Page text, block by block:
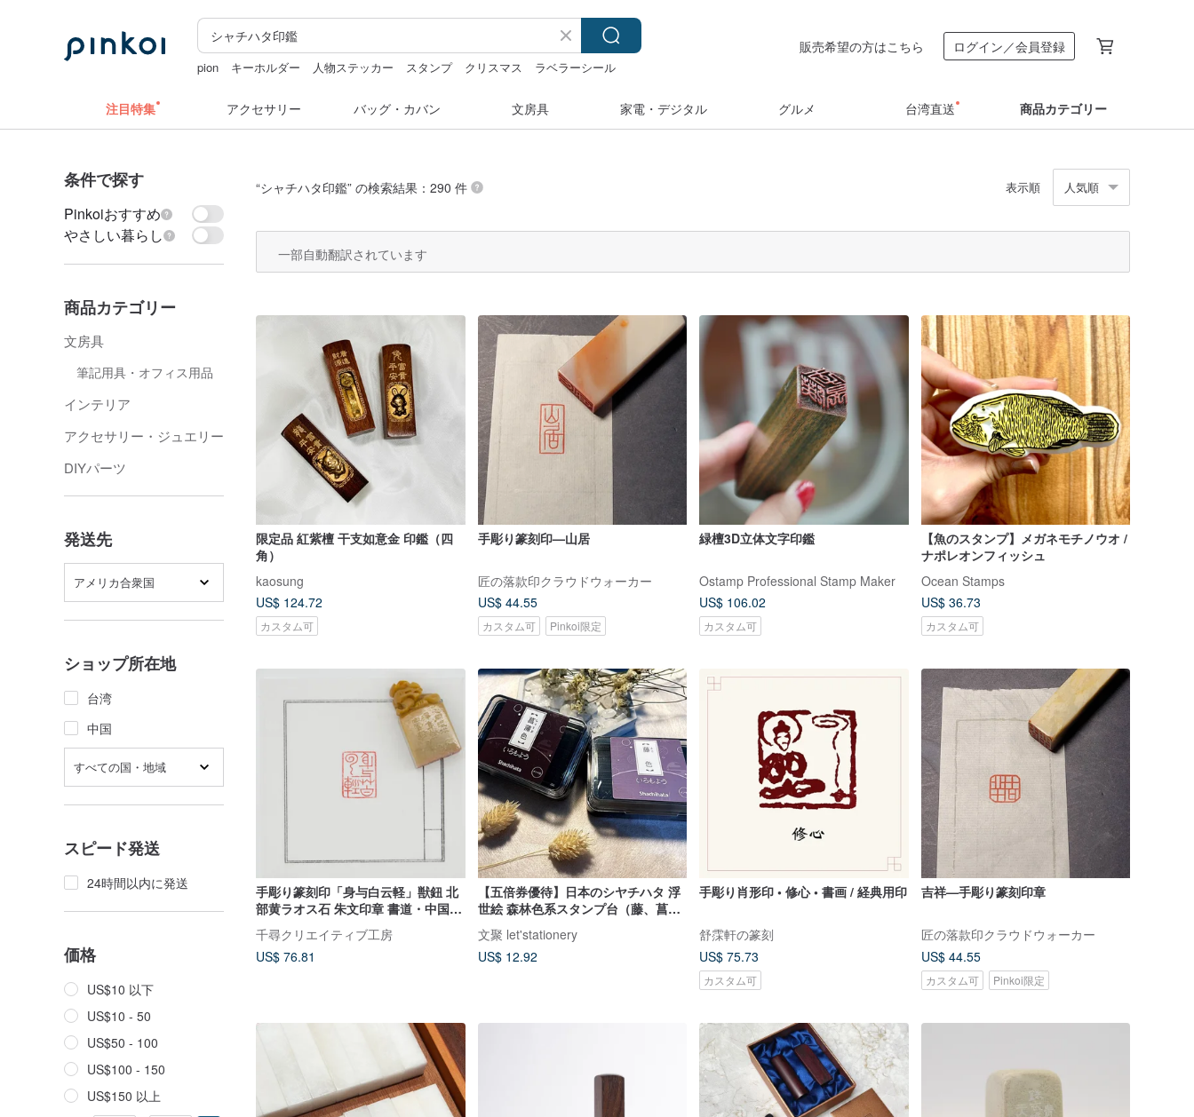
pion キーホルダー 人物ステッカー スタンプ クリスマス
ラベラーシール
販売希望の方はこちら ログイン／会員登録
注目特集 アクセサリー バッグ・カバン 文房具 家電・デジタル グルメ 台湾直送 商品カテゴリー
条件で探す
Pinkoiおすすめ
やさしい暮らし
商品カテゴリー
文房具
筆記用具・オフィス用品
インテリア
アクセサリー・ジュエリー
DIYパーツ
発送先
アメリカ合衆国
ショップ所在地
台湾
中国
すべての国・地域
スピード発送
24時間以内に発送
価格
US$10 以下
US$10 - 50
US$50 - 100
US$100 - 150
US$150 以上
“シャチハタ印鑑” の検索結果：290 件 表示順 人気順
一部自動翻訳されています
限定品 紅紫檀 干支如意金 印鑑（四
角）
kaosung
US$ 124.72
カスタム可
手彫り篆刻印—山居
匠の落款印クラウドウォーカー
US$ 44.55
カスタム可 Pinkoi限定
緑檀3D立体文字印鑑
Ostamp Professional Stamp Maker
US$ 106.02
カスタム可
【魚のスタンプ】メガネモチノウオ /
ナポレオンフィッシュ
Ocean Stamps
US$ 36.73
カスタム可
手彫り篆刻印「身与白云軽」獣鈕 北
部黄ラオス石 朱文印章 書道・中国画
用
千尋クリエイティブ工房
US$ 76.81
【五倍券優待】日本のシヤチハタ 浮
世絵 森林色系スタンプ台（藤、菖
蒲）
文聚 let'stationery
US$ 12.92
手彫り肖形印 • 修心 • 書画 / 経典用印
舒霂軒の篆刻
US$ 75.73
カスタム可
吉祥—手彫り篆刻印章
匠の落款印クラウドウォーカー
US$ 44.55
カスタム可 Pinkoi限定